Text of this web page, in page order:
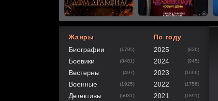
80
1 2 3 4
Жанры
Биографии
(1795)
Боевики (8481)
Вестерны (497)
Военные (1925)
Детективы (5031)
По году
2025
(836)
2024 (945)
2023 (1096)
2022 (1756)
2021 (1891)